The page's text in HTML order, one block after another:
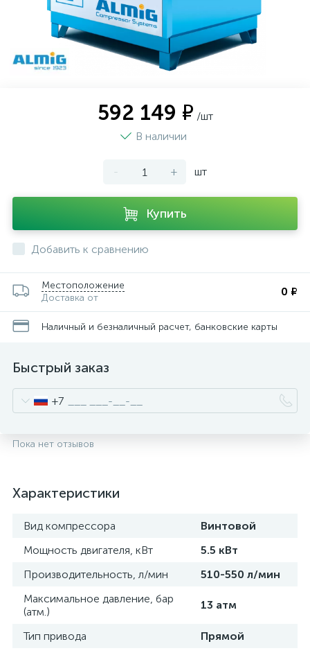
592 149 ₽ /шт
В наличии
- + шт
Купить
Добавить к сравнению
Местоположение
Доставка от
0 ₽
Наличный и безналичный расчет, банковские карты
Быстрый заказ
+7
Пока нет отзывов
Характеристики
Вид компрессора
Винтовой
Мощность двигателя, кВт
5.5 кВт
Производительность, л/мин
510-550 л/мин
Максимальное давление, бар
(атм.)
13 атм
Тип привода
Прямой